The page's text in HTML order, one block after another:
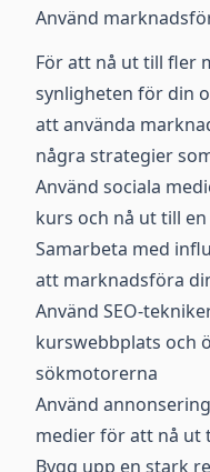
Använd
För att nå ut till fler
synligheten för din
att använda
några strategier
Använd sociala
kurs och nå ut till
Samarbeta med
att marknadsföra
Använd SEO-
kurswebbplats och
sökmotorerna
Använd
medier för att nå ut
Bygg upp en stark